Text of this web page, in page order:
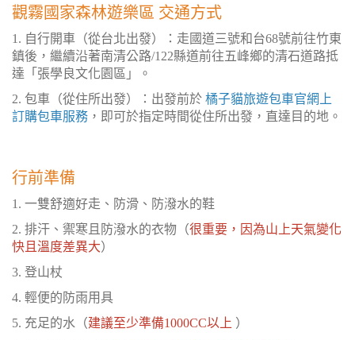
觀霧國家森林遊樂區 交通方式
1. 自行開車（從台北出發）：走國道三號和台68號前往竹東
鎮後，繼續沿著南清公路/122縣道前往五峰鄉的清石道路抵
達「張學良文化園區」。
2. 包車（從住所出發）：出發前於 橘子貓旅遊包車官網上
訂購包車服務 ，即可於指定時間從住所出發，直達目的地。
行前準備
1. 一雙舒適好走、防滑、防潑水的鞋
2. 排汗、禦寒且防潑水的衣物（很重要，因為山上天氣變化
快且溫度差異大）
3. 登山杖
4. 輕便的防雨用具
5. 充足的水（建議至少準備1000CC以上 ）